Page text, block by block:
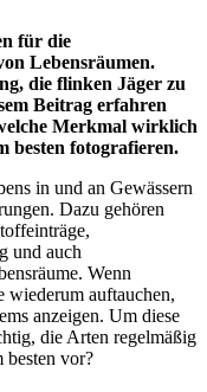
für die
Lebensräumen.
die flinken Jäger zu
Beitrag erfahren
Merkmal wirklich
besten fotografieren.
in und an Gewässern
Dazu gehören
und auch
Wenn
wiederum auftauchen,
anzeigen. Um diese
die Arten regelmäßig
besten vor?